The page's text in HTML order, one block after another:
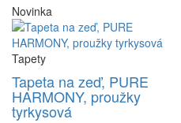
Novinka
Tapety
Tapeta na zeď, PURE
HARMONY, proužky
tyrkysová